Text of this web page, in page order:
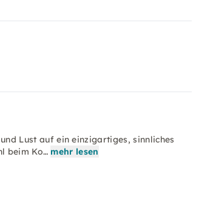
Lust auf ein einzigartiges, sinnliches
beim Ko… mehr lesen